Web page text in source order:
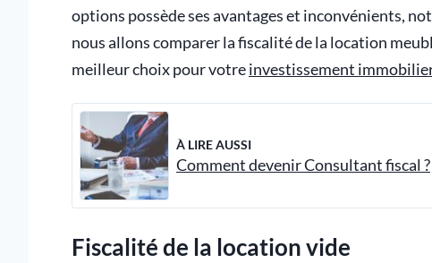
options possède ses avantages et inconvénients,
nous allons comparer la fiscalité de la location
meilleur choix pour votreinvestissement
À LIRE AUSSI
Comment devenir Consultant fiscal ?
Fiscalité de la location vide